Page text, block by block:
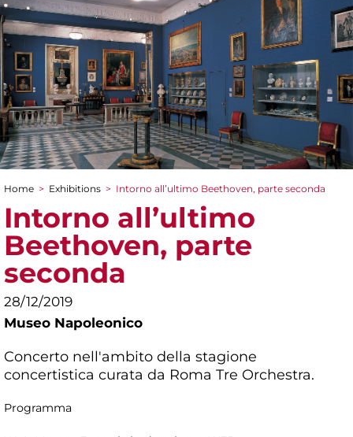
You are here
Home > Exhibitions > Intorno all’ultimo Beethoven, parte seconda
Intorno all’ultimo
Beethoven, parte
seconda
28/12/2019
Museo Napoleonico
Concerto nell'ambito della stagione
concertistica curata da Roma Tre Orchestra.
Programma